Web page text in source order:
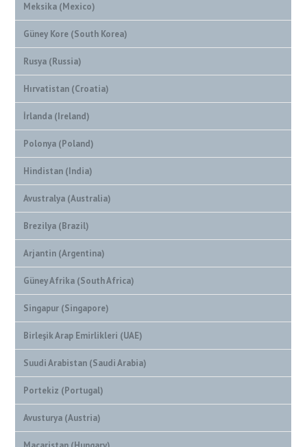
Meksika (Mexico)
Güney Kore (South Korea)
Rusya (Russia)
Hırvatistan (Croatia)
İrlanda (Ireland)
Polonya (Poland)
Hindistan (India)
Avustralya (Australia)
Brezilya (Brazil)
Arjantin (Argentina)
Güney Afrika (South Africa)
Singapur (Singapore)
Birleşik Arap Emirlikleri (UAE)
Suudi Arabistan (Saudi Arabia)
Portekiz (Portugal)
Avusturya (Austria)